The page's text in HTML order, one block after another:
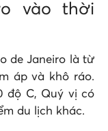
vào thời
de Janeiro là từ
áp và khô ráo.
độ C, Quý vị có
du lịch khác.